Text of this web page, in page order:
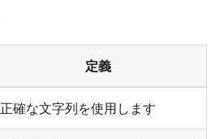
定義
正確な文字列を使用します